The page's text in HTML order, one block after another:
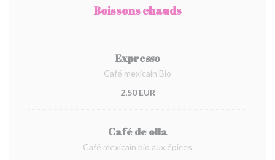
Boissons chauds
Expresso
Café mexicain Bio
2,50 EUR
Café de olla
Café mexicain bio aux épices